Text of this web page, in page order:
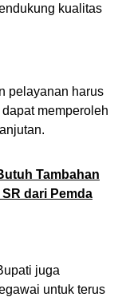
kualitas
pelayanan harus
memperoleh
Tambahan
dari Pemda
juga
untuk terus